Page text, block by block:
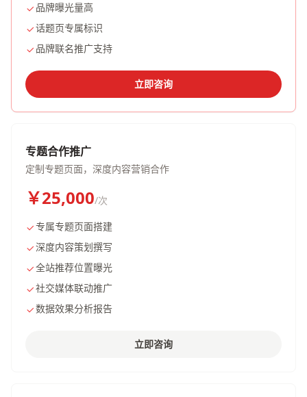
品牌曝光量高
话题页专属标识
品牌联名推广支持
立即咨询
专题合作推广
定制专题页面，深度内容营销合作
￥25,000/次
专属专题页面搭建
深度内容策划撰写
全站推荐位置曝光
社交媒体联动推广
数据效果分析报告
立即咨询